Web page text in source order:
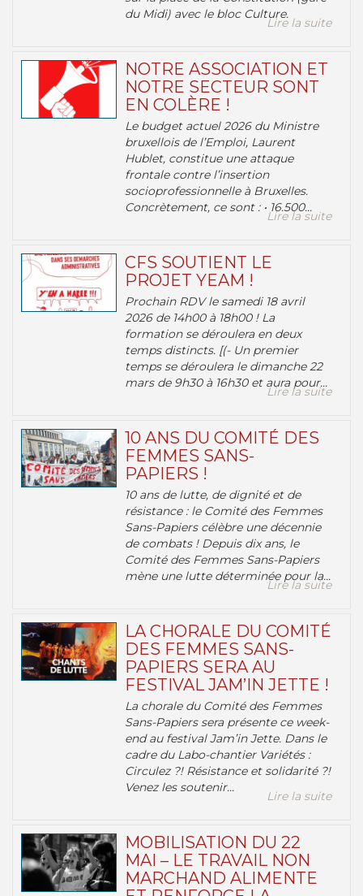
du Midi) avec le bloc Culture.
Lire la suite
NOTRE ASSOCIATION ET
NOTRE SECTEUR SONT
EN COLÈRE !
Le budget actuel 2026 du Ministre
bruxellois de l’Emploi, Laurent
Hublet, constitue une attaque
frontale contre l’insertion
socioprofessionnelle à Bruxelles.
Concrètement, ce sont : • 16.500...
Lire la suite
CFS SOUTIENT LE
PROJET YEAM !
Prochain RDV le samedi 18 avril
2026 de 14h00 à 18h00 ! La
formation se déroulera en deux
temps distincts. [(- Un premier
temps se déroulera le dimanche 22
mars de 9h30 à 16h30 et aura pour...
Lire la suite
10 ANS DU COMITÉ DES
FEMMES SANS-
PAPIERS !
10 ans de lutte, de dignité et de
résistance : le Comité des Femmes
Sans-Papiers célèbre une décennie
de combats ! Depuis dix ans, le
Comité des Femmes Sans-Papiers
mène une lutte déterminée pour la...
Lire la suite
LA CHORALE DU COMITÉ
DES FEMMES SANS-
PAPIERS SERA AU
FESTIVAL JAM’IN JETTE !
La chorale du Comité des Femmes
Sans-Papiers sera présente ce week-
end au festival Jam’in Jette. Dans le
cadre du Labo-chantier Variétés :
Circulez ?! Résistance et solidarité ?!
Venez les soutenir...
Lire la suite
MOBILISATION DU 22
MAI – LE TRAVAIL NON
MARCHAND ALIMENTE